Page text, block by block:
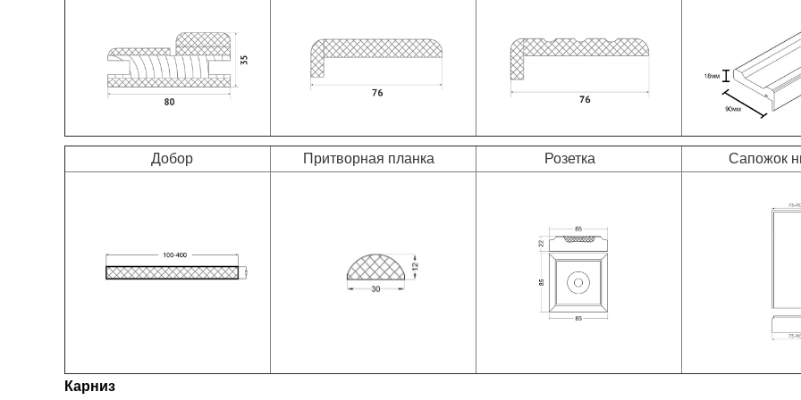
Добор Притворная планка Розетка Сапожок
Карниз